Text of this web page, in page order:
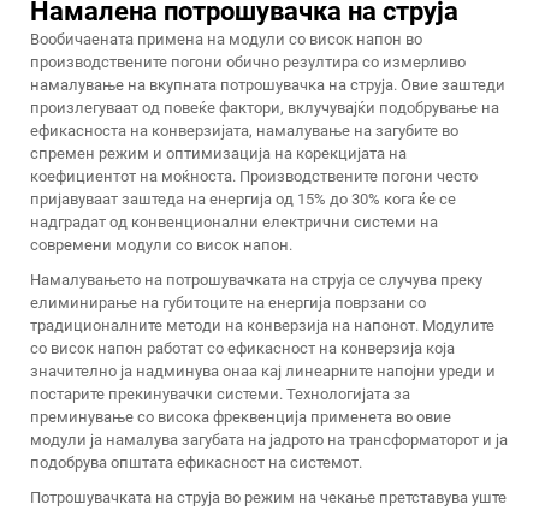
Намалена потрошувачка на струја
Вообичаената примена на модули со висок напон во
производствените погони обично резултира со измерливо
намалување на вкупната потрошувачка на струја. Овие заштеди
произлегуваат од повеќе фактори, вклучувајќи подобрување на
ефикасноста на конверзијата, намалување на загубите во
спремен режим и оптимизација на корекцијата на
коефициентот на моќноста. Производствените погони често
пријавуваат заштеда на енергија од 15% до 30% кога ќе се
надградат од конвенционални електрични системи на
современи модули со висок напон.
Намалувањето на потрошувачката на струја се случува преку
елиминирање на губитоците на енергија поврзани со
традиционалните методи на конверзија на напонот. Модулите
со висок напон работат со ефикасност на конверзија која
значително ја надминува онаа кај линеарните напојни уреди и
постарите прекинувачки системи. Технологијата за
преминување со висока фреквенција применета во овие
модули ја намалува загубата на јадрото на трансформаторот и ја
подобрува општата ефикасност на системот.
Потрошувачката на струја во режим на чекање претставува уште